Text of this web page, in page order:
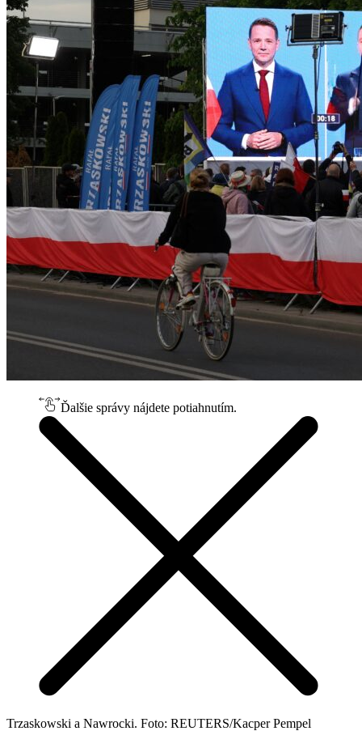
Ďalšie správy nájdete potiahnutím.
Trzaskowski a Nawrocki. Foto: REUTERS/Kacper Pempel